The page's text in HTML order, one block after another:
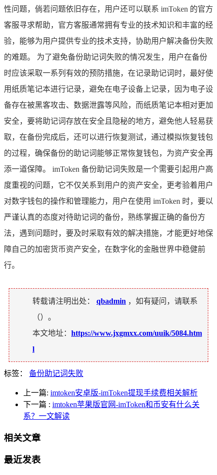
性问题，倘若问题依旧存在，用户还可以联系 imToken 的官方
客服寻求帮助，官方客服通常拥有专业的技术知识和丰富的经
验，能够为用户提供专业的技术支持，协助用户解决备份失败
的难题。 为了避免备份助记词失败的情况发生，用户在备份
时应该采取一系列有效的预防措施，在记录助记词时，最好使
用纸质笔记本进行记录，避免在电子设备上记录，因为电子设
备存在被黑客攻击、数据泄露等风险，而纸质笔记本相对更加
安全，要将助记词存放在安全且隐秘的地方，避免他人轻易获
取，在备份完成后，还可以进行恢复测试，通过模拟恢复钱包
的过程，确保备份的助记词能够正常恢复钱包，为资产安全再
添一道保障。 imToken 备份助记词失败是一个需要引起用户高
度重视的问题，它不仅关系到用户的资产安全，更考验着用户
对数字钱包的操作和管理能力，用户在使用 imToken 时，要以
严谨认真的态度对待助记词的备份，熟练掌握正确的备份方
法，遇到问题时，要及时采取有效的解决措施，才能更好地保
障自己的加密货币资产安全，在数字化的金融世界中稳健前
行。
转载请注明出处： qbadmin ，如有疑问，请联系
（）。
本文地址： https://www.jxgmxx.com/uuik/5084.htm
l
标签： 备份助记词失败
上一篇: imtoken安卓版-imToken提现手续费相关解析
下一篇 : imtoken苹果版官网-imToken和币安有什么关
系？一文解读
相关文章
最近发表